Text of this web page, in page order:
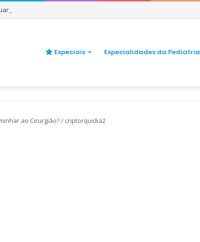
se preocupar
Especiais Especialidades da Pediatria
ao Cirurgião?/ criptorquidia2